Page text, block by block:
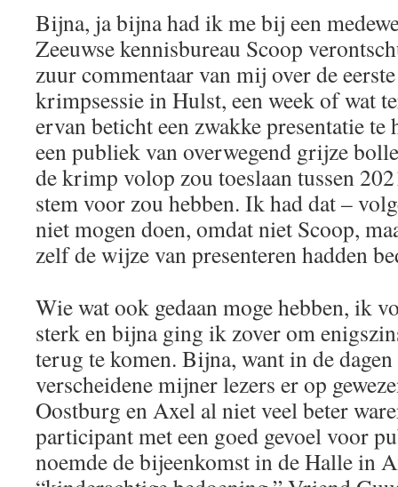
Bijna, ja bijna had ik me bij een
Zeeuwse kennisbureau Scoop
zuur commentaar van mij over de
krimpsessie in Hulst, een week of wat
ervan beticht een zwakke presentatie te
een publiek van overwegend grijze
de krimp volop zou toeslaan tussen
stem voor zou hebben. Ik had dat –
niet mogen doen, omdat niet Scoop,
zelf de wijze van presenteren hadden
Wie wat ook gedaan moge hebben, ik
sterk en bijna ging ik zover om
terug te komen. Bijna, want in de
verscheidene mijner lezers er op
Oostburg en Axel al niet veel beter
participant met een goed gevoel voor
noemde de bijeenkomst in de Halle in